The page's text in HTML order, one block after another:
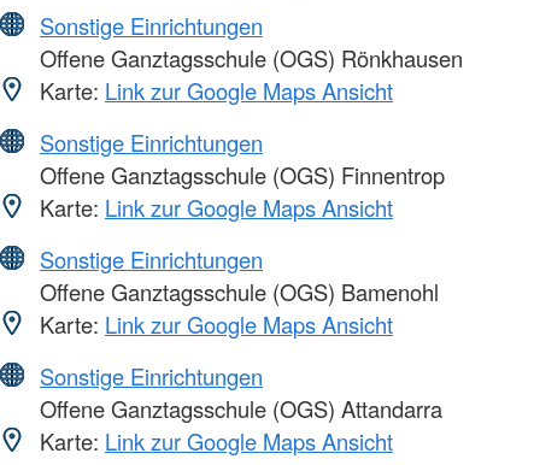
Sonstige Einrichtungen
Offene Ganztagsschule (OGS) Rönkhausen
Karte: Link zur Google Maps Ansicht
Sonstige Einrichtungen
Offene Ganztagsschule (OGS) Finnentrop
Karte: Link zur Google Maps Ansicht
Sonstige Einrichtungen
Offene Ganztagsschule (OGS) Bamenohl
Karte: Link zur Google Maps Ansicht
Sonstige Einrichtungen
Offene Ganztagsschule (OGS) Attandarra
Karte: Link zur Google Maps Ansicht